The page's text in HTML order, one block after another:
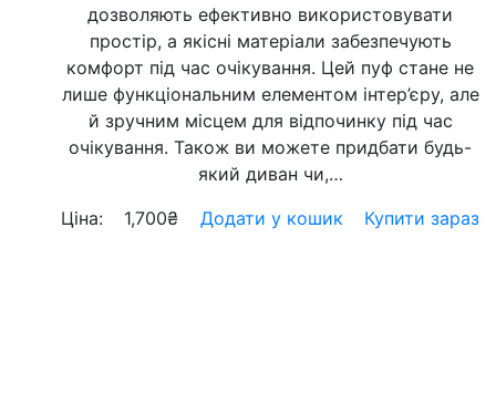
дозволяють ефективно використовувати
простір, а якісні матеріали забезпечують
комфорт під час очікування. Цей пуф стане не
лише функціональним елементом інтер’єру, але
й зручним місцем для відпочинку під час
очікування. Також ви можете придбати будь-
який диван чи,…
Ціна:
1,700₴ Додати у кошик Купити зараз